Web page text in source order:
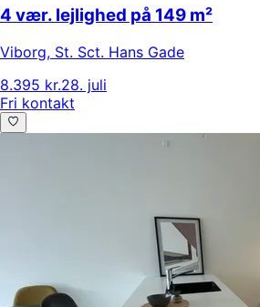
4 vær. lejlighed på 149 m²
Viborg, St. Sct. Hans Gade
8.395 kr.28. juli
Fri kontakt